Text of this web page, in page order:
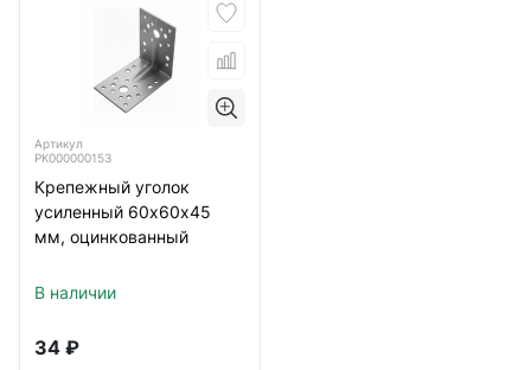
Артикул
РК000000153
Крепежный уголок
усиленный 60х60х45
мм, оцинкованный
В наличии
34 ₽